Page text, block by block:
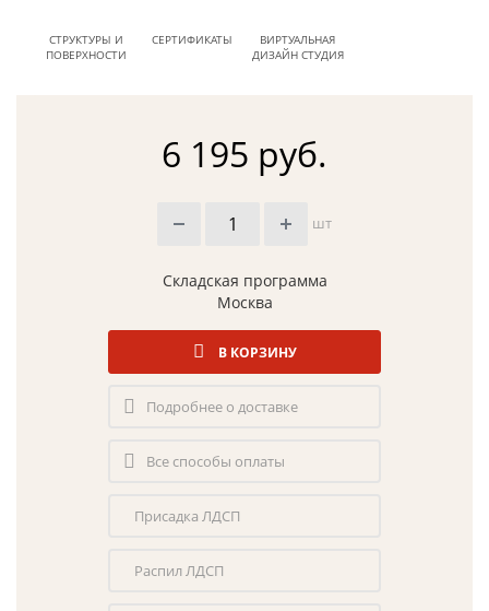
СТРУКТУРЫ И
ПОВЕРХНОСТИ
СЕРТИФИКАТЫ
ВИРТУАЛЬНАЯ
ДИЗАЙН СТУДИЯ
6 195 руб.
шт
Складская программа
Москва
В КОРЗИНУ
Подробнее о доставке
Все способы оплаты
Присадка ЛДСП
Распил ЛДСП